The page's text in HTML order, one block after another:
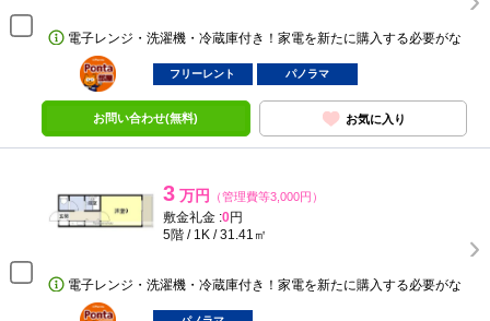
電子レンジ・洗濯機・冷蔵庫付き！家電を新たに購入する必要がな
ポンタ
部屋
フリーレント パノラマ
お問い合わせ(無料) お気に入り
3 万円 （管理費等3,000円）
敷金礼金 :0円
5階 / 1K / 31.41㎡
電子レンジ・洗濯機・冷蔵庫付き！家電を新たに購入する必要がな
ポンタ
部屋